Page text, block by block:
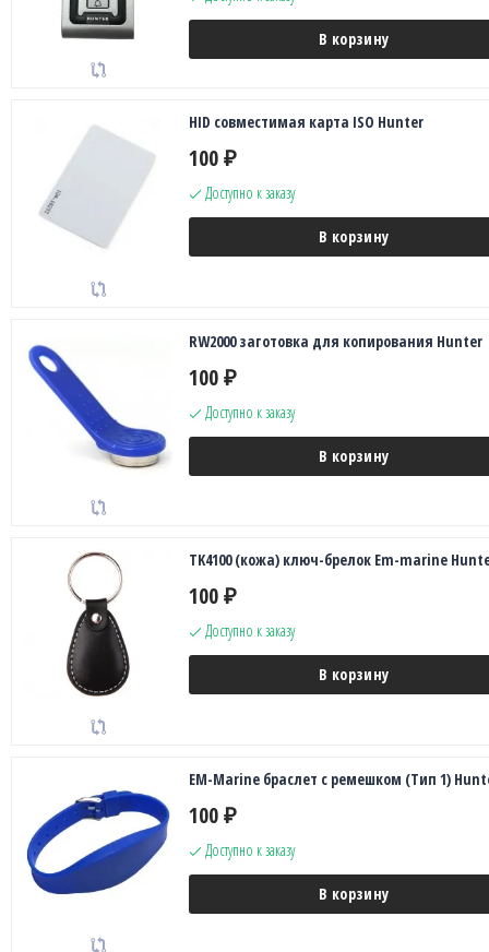
В корзину
HID совместимая карта ISO Hunter
100 ₽
Доступно к заказу
В корзину
RW2000 заготовка для копирования Hunter
100 ₽
Доступно к заказу
В корзину
TK4100 (кожа) ключ-брелок Em-marine
100 ₽
Доступно к заказу
В корзину
EM-Marine браслет с ремешком (Тип 1)
100 ₽
Доступно к заказу
В корзину